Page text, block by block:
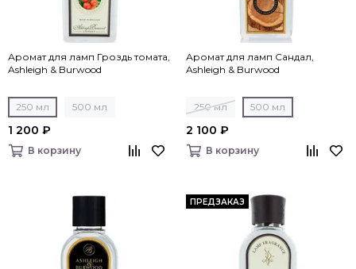
Аромат для ламп Гроздь томата,
Ashleigh & Burwood
250 мл 500 мл
1 200 ₽
В корзину
Аромат для ламп Сандал,
Ashleigh & Burwood
250 мл 500 мл
2 100 ₽
В корзину
ПРЕДЗАКАЗ